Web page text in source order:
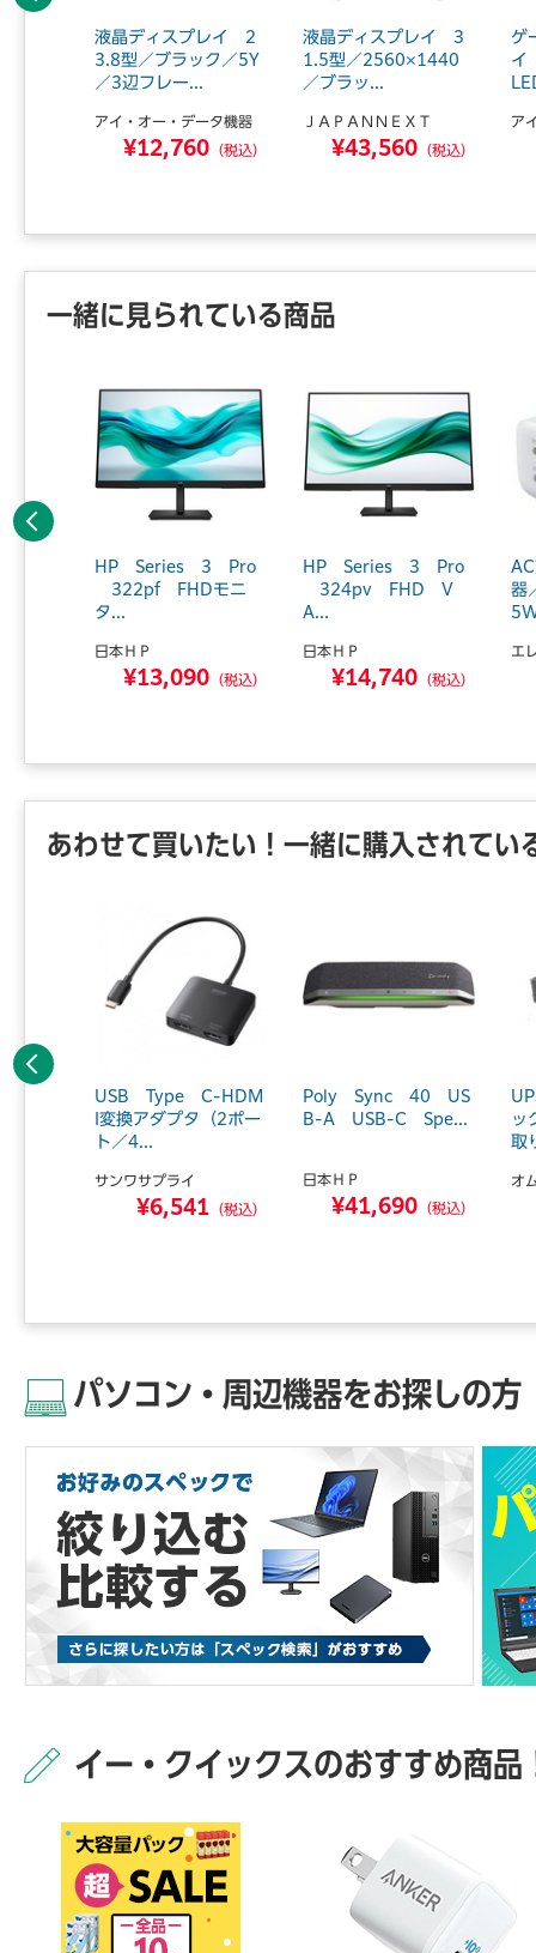
液晶ディスプレイ 2
3.8型／ブラック／5Y
／3辺フレー...
アイ・オー・データ機器
¥12,760 （税込）
液晶ディスプレイ 3
1.5型／2560×1440
／ブラッ...
ＪＡＰＡＮＮＥＸＴ
¥43,560 （税込）
ゲ
イ
ア
前へ
一緒に見られている商品
HP Series 3 Pro
322pf FHDモニ
タ...
日本ＨＰ
¥13,090 （税込）
HP Series 3 Pro
324pv FHD V
A...
日本ＨＰ
¥14,740 （税込）
器
エ
前へ
あわせて買いたい！一緒に購入されてい
USB Type C-HDM
I変換アダプタ（2ポー
ト／4...
サンワサプライ
¥6,541 （税込）
Poly Sync 40 US
B-A USB-C Spe...
日本ＨＰ
¥41,690 （税込）
取
オ
前へ
パソコン・周辺機器をお探しの方
イー・クイックスのおすすめ商品